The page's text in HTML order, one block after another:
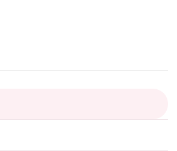
MA DEMANDE ✨